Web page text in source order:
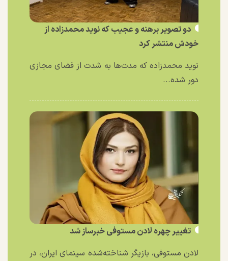
دو تصویر برهنه و عجیب که نوید محمدزاده از
خودش منتشر کرد
نوید محمدزاده که مدت‌ها به شدت از فضای مجازی
دور شده...
تغییر چهره لادن مستوفی خبرساز شد
لادن مستوفی، بازیگر شناخته‌شده سینمای ایران، در